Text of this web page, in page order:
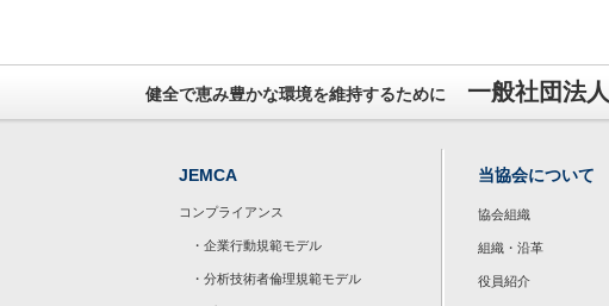
健全で恵み豊かな環境を維持するために 一般社団法
JEMCA
コンプライアンス
・企業行動規範モデル
・分析技術者倫理規範モデル
当協会について
協会組織
組織・沿革
役員紹介